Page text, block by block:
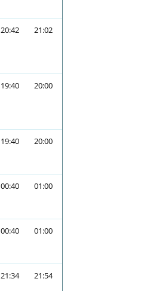
20:42 21:02
19:40 20:00
19:40 20:00
00:40 01:00
00:40 01:00
21:34 21:54